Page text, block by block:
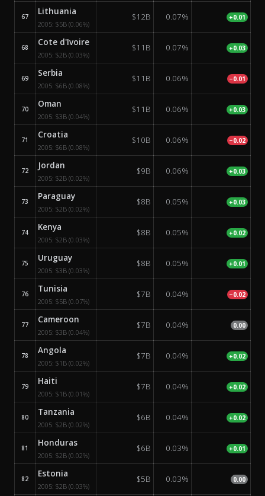
67 Lithuania
2005: $5B (0.06%)
$12B 0.07% +0.01
68 Cote d'Ivoire
2005: $2B (0.03%)
$11B 0.07% +0.03
69 Serbia
2005: $6B (0.08%)
$11B 0.06% −0.01
70 Oman
2005: $3B (0.04%)
$11B 0.06% +0.03
71 Croatia
2005: $6B (0.08%)
$10B 0.06% −0.02
72 Jordan
2005: $2B (0.02%)
$9B 0.06% +0.03
73 Paraguay
2005: $2B (0.02%)
$8B 0.05% +0.03
74 Kenya
2005: $2B (0.03%)
$8B 0.05% +0.02
75 Uruguay
2005: $3B (0.03%)
$8B 0.05% +0.01
76 Tunisia
2005: $5B (0.07%)
$7B 0.04% −0.02
77 Cameroon
2005: $3B (0.04%)
$7B 0.04% 0.00
78 Angola
2005: $1B (0.02%)
$7B 0.04% +0.02
79 Haiti
2005: $1B (0.01%)
$7B 0.04% +0.02
80 Tanzania
2005: $2B (0.02%)
$6B 0.04% +0.02
81 Honduras
2005: $2B (0.02%)
$6B 0.03% +0.01
82 Estonia
2005: $2B (0.03%)
$5B 0.03% 0.00